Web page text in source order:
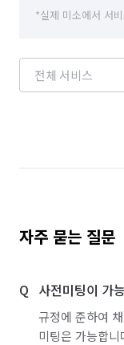
경기 연천군
경기 용인시 수지구
경기 의왕시
경기 화성시 동탄구
*실제 미소에서 서
자주 묻는 질문
사전미팅이 가
규정에 준하여
미팅은 가능합니